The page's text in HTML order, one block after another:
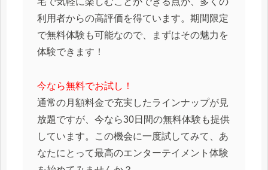
利用者からの高評価を得ています。期間限定
で無料体験も可能なので、まずはその魅力を
体験できます！
今なら無料でお試し！
通常の月額料金で充実したラインナップが見
放題ですが、今なら30日間の無料体験も提供
しています。この機会に一度試してみて、あ
なたにとって最高のエンターテイメント体験